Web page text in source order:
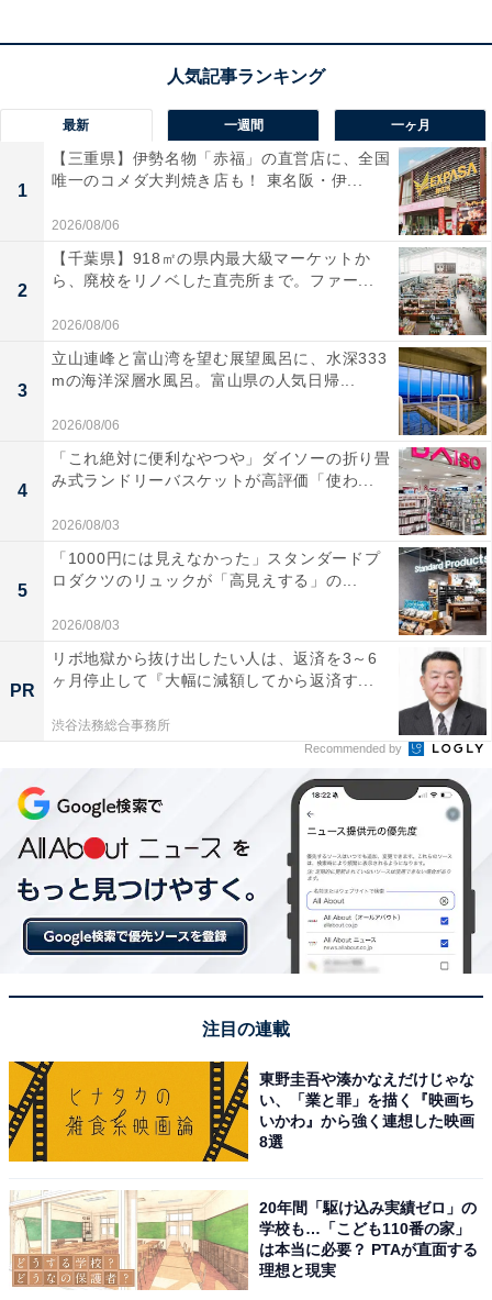
最新 一週間 一ヶ月
1
【三重県】伊勢名物「赤福」の直営店に、全国
唯一のコメダ大判焼き店も！ 東名阪・伊...
2026/08/06
2
【千葉県】918㎡の県内最大級マーケットか
ら、廃校をリノベした直売所まで。ファー...
2026/08/06
3
立山連峰と富山湾を望む展望風呂に、水深333
mの海洋深層水風呂。富山県の人気日帰...
2026/08/06
4
「これ絶対に便利なやつや」ダイソーの折り畳
み式ランドリーバスケットが高評価「使わ...
2026/08/03
5
「1000円には見えなかった」スタンダードプ
ロダクツのリュックが「高見えする」の...
2026/08/03
PR
リボ地獄から抜け出したい人は、返済を3～6
ヶ月停止して『大幅に減額してから返済す...
渋谷法務総合事務所
Recommended by
注目の連載
東野圭吾や湊かなえだけじゃな
い、「業と罪」を描く『映画ち
いかわ』から強く連想した映画
8選
20年間「駆け込み実績ゼロ」の
学校も…「こども110番の家」
は本当に必要？ PTAが直面する
理想と現実